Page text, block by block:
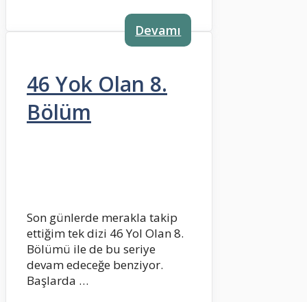
Devamı
46 Yok Olan 8.
Bölüm
Son günlerde merakla takip
ettiğim tek dizi 46 Yol Olan 8.
Bölümü ile de bu seriye
devam edeceğe benziyor.
Başlarda …